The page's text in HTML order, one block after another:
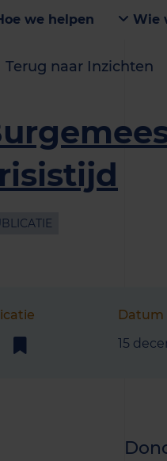
we helpen Wie
Terug naar Inzichten
Datum
15